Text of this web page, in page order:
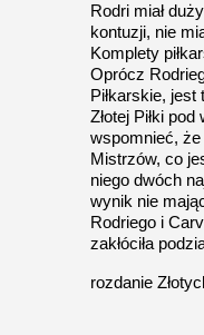
Rodri miał
kontuzji, nie
Komplety
Oprócz
Piłkarskie,
Złotej Piłki
wspomnieć, że
Mistrzów, co
niego dwóch
wynik nie
Rodriego i
zakłóciła
rozdanie